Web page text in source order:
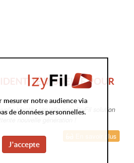
VISUELLE POUR
identité visuelle pour IzyFil solution
En savoir plus
mesurer notre audience via
de données personnelles.
J'accepte